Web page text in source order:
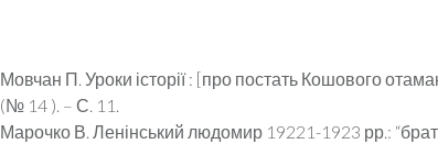
Мовчан П. Уроки історії : [про постать Кошового
(№ 14 ). – С. 11.
Марочко В. Ленінський людомир 19221-1923 рр.: